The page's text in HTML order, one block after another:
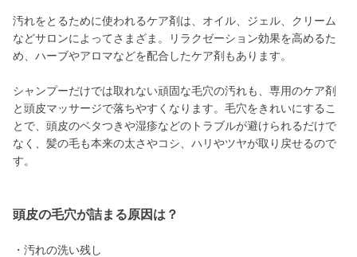
汚れをとるために使われるケア剤は、オイル、ジェル、クリーム
などサロンによってさまざま。リラクゼーション効果を高めるた
め、ハーブやアロマなどを配合したケア剤もあります。
シャンプーだけでは取れない頑固な毛穴の汚れも、専用のケア剤
と頭皮マッサージで落ちやすくなります。毛穴をきれいにするこ
とで、頭皮のベタつきや湿疹などのトラブルが避けられるだけで
なく、髪の毛も本来の太さやコシ、ハリやツヤが取り戻せるので
す。
頭皮の毛穴が詰まる原因は？
・汚れの洗い残し